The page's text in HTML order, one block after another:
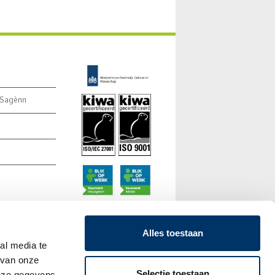
media te
onze
Alles toestaan